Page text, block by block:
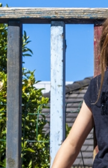
Organisatie
Informatie
Werken bij
Contact